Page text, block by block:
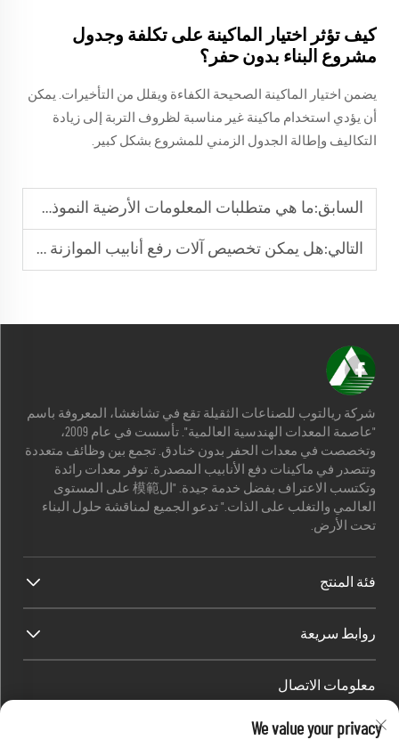
كيف تؤثر اختيار الماكينة على تكلفة وجدول
مشروع البناء بدون حفر؟
يضمن اختيار الماكينة الصحيحة الكفاءة ويقلل من التأخيرات. يمكن
أن يؤدي استخدام ماكينة غير مناسبة لظروف التربة إلى زيادة
التكاليف وإطالة الجدول الزمني للمشروع بشكل كبير.
السابق:ما هي متطلبات المعلومات الأرضية النموذجية لتصميم وتكلفة مشروع دفع الأنابيب الدقيقة؟
التالي:هل يمكن تخصيص آلات رفع أنابيب الموازنة للدلو لمتطلبات المشروع المحددة؟
شركة ريالتوب للصناعات الثقيلة تقع في تشانغشا، المعروفة باسم
"عاصمة المعدات الهندسية العالمية". تأسست في عام 2009،
وتخصصت في معدات الحفر بدون خنادق. تجمع بين وظائف متعددة
وتتصدر في ماكينات دفع الأنابيب المصدرة. توفر معدات رائدة
وتكتسب الاعتراف بفضل خدمة جيدة. "ال模範 على المستوى
العالمي والتغلب على الذات." تدعو الجميع لمناقشة حلول البناء
تحت الأرض.
فئة المنتج
روابط سريعة
معلومات الاتصال
Office add : رقم 688، حديقة صناعة شابينغ، منطقة كايفو، مدينةWe value your privacy